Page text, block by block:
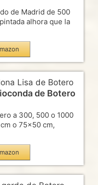
de Madrid de 500
alhora que la
de Botero
a 300, 500 o 1000
o 75×50 cm,